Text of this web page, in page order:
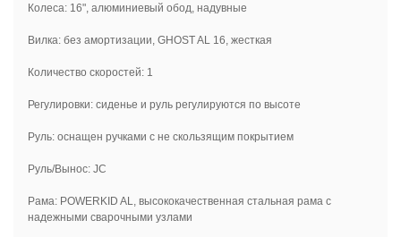
Колеса: 16", алюминиевый обод, надувные
Вилка: без амортизации, GHOST AL 16, жесткая
Количество скоростей: 1
Регулировки: сиденье и руль регулируются по высоте
Руль: оснащен ручками с не скользящим покрытием
Руль/Вынос: JC
Рама: POWERKID AL, высококачественная стальная рама с
надежными сварочными узлами